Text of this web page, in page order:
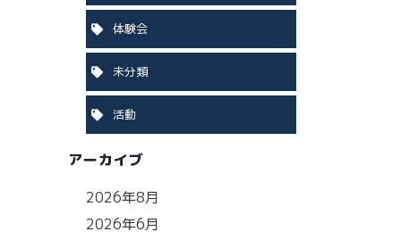
体験会
未分類
活動
アーカイブ
2026年8月
2026年6月